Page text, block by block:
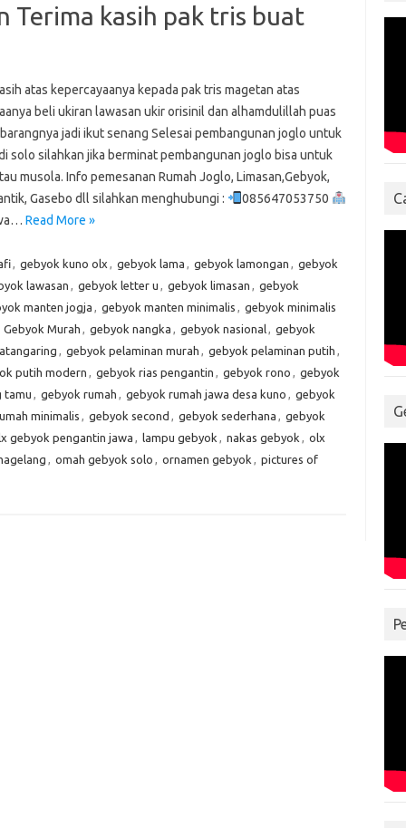
Terima kasih pak tris buat
atas kepercayaanya kepada pak tris magetan atas
beli ukiran lawasan ukir orisinil dan alhamdulillah puas
jadi ikut senang Selesai pembangunan joglo untuk
solo silahkan jika berminat pembangunan joglo bisa untuk
musola. Info pemesanan Rumah Joglo, Limasan,Gebyok,
Gasebo dll silahkan menghubungi :
085647053750
Read More »
, gebyok kuno olx , gebyok lama , gebyok lamongan , gebyok
lawasan , gebyok letter u , gebyok limasan , gebyok
manten jogja , gebyok manten minimalis , gebyok minimalis
Gebyok Murah , gebyok nangka , gebyok nasional, gebyok
, gebyok pelaminan murah , gebyok pelaminan putih ,
putih modern , gebyok rias pengantin , gebyok rono , gebyok
tamu , gebyok rumah , gebyok rumah jawa desa kuno , gebyok
minimalis , gebyok second , gebyok sederhana , gebyok
gebyok pengantin jawa , lampu gebyok , nakas gebyok , olx
, omah gebyok solo , ornamen gebyok , pictures of